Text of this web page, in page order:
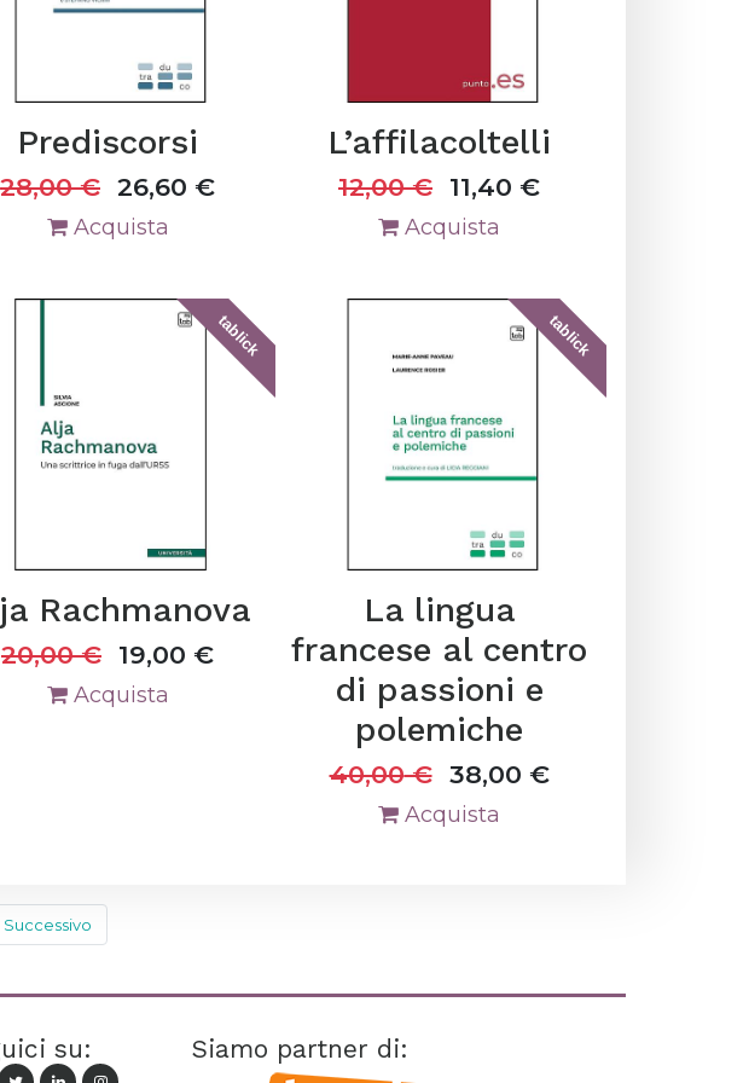
Prediscorsi
28,00€ 26,60 €
Acquista
L’affilacoltelli
12,00€ 11,40 €
Acquista
tablick
Rachmanova
20,00€ 19,00 €
Acquista
tablick
La lingua
francese al centro
di passioni e
polemiche
40,00€ 38,00 €
Acquista
Successivo
su: Siamo partner di: